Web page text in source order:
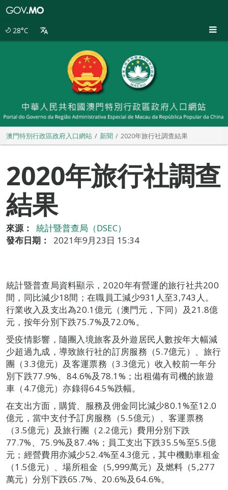
28°C
澳門特別行政區政府入口網站 新聞 2020年旅行社調查結果
2020年旅行社調查
結果
來源：
統計暨普查局（DSEC）
發布日期：
2021年9月23日 15:34
統計暨普查局資料顯示，2020年有營運的旅行社共200
間，同比減少18間；在職員工減少931人至3,743人。
行業收入及支出為20.1億元（澳門元，下同）及21.8億
元，按年分別下跌75.7%及72.0%。
受疫情影響，隨團入境旅客及外遊居民人數按年大幅減
少超過九成，導致旅行社的訂房服務（5.7億元）、旅行
團（3.3億元）及客運票務（3.3億元）收入較前一年分
別下跌77.9%、84.6%及78.1%；出租備有司機的旅遊
車（4.7億元）亦錄得64.5%跌幅。
在支出方面，購貨、服務及佣金同比減少80.1%至12.0
億元，當中支付予訂房服務（5.5億元）、客運票務
（3.5億元）及旅行團（2.2億元）費用分別下跌
77.7%、75.9%及87.4%；員工支出下跌35.5%至5.5億
元；經營費用亦減少52.4%至4.3億元，其中機動車租金
（1.5億元）、場所租金（5,999萬元）及燃料（5,277
萬元）分別下跌65.7%、20.6%及64.6%。